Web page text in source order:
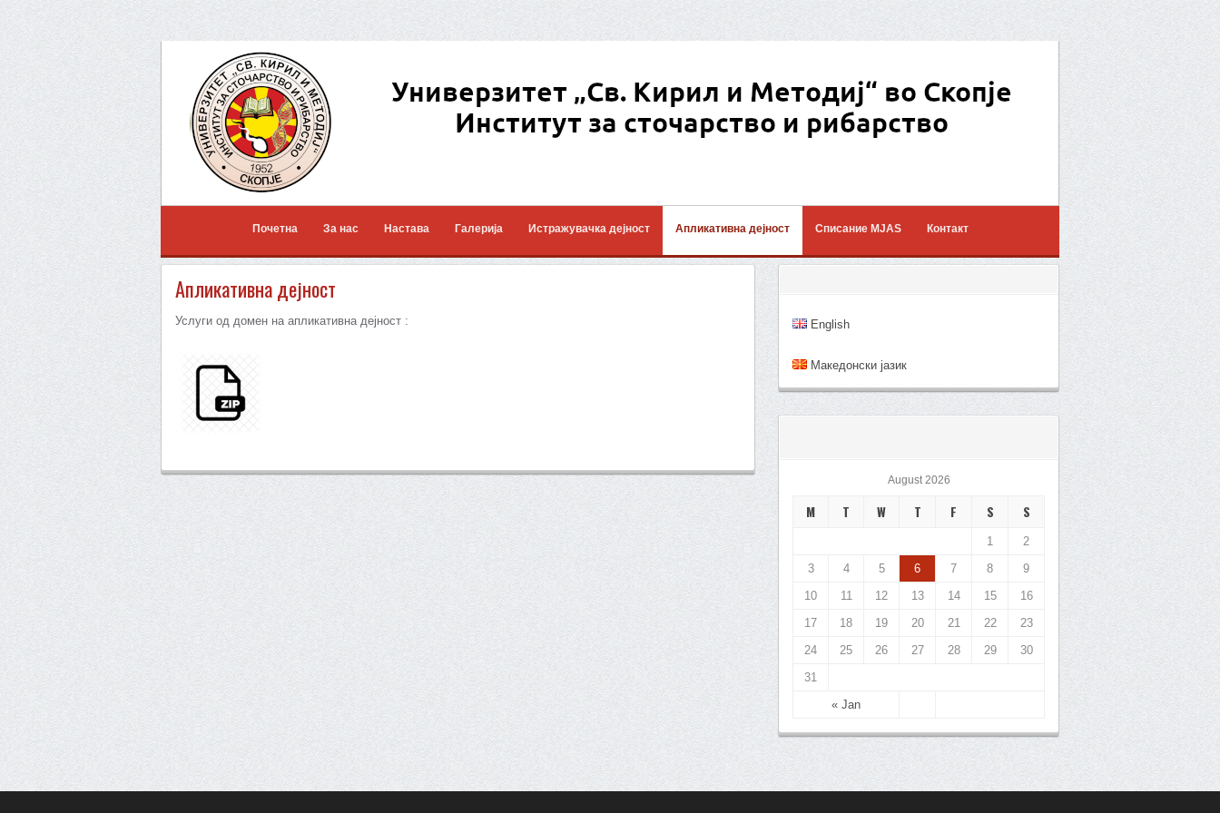
Почетна За нас Настава Галерија Истражувачка дејност Апликативна дејност Списание MJAS Контакт
Апликативна дејност
Услуги од домен на апликативна дејност : English
Mакедонски јазик
August 2026
M T W T F S S
« Jan
1
2
3
4 5 6 7 8
9
10
11 12 13 14 15
16
17
18 19 20 21 22
23
24
25 26 27 28 29
30
31